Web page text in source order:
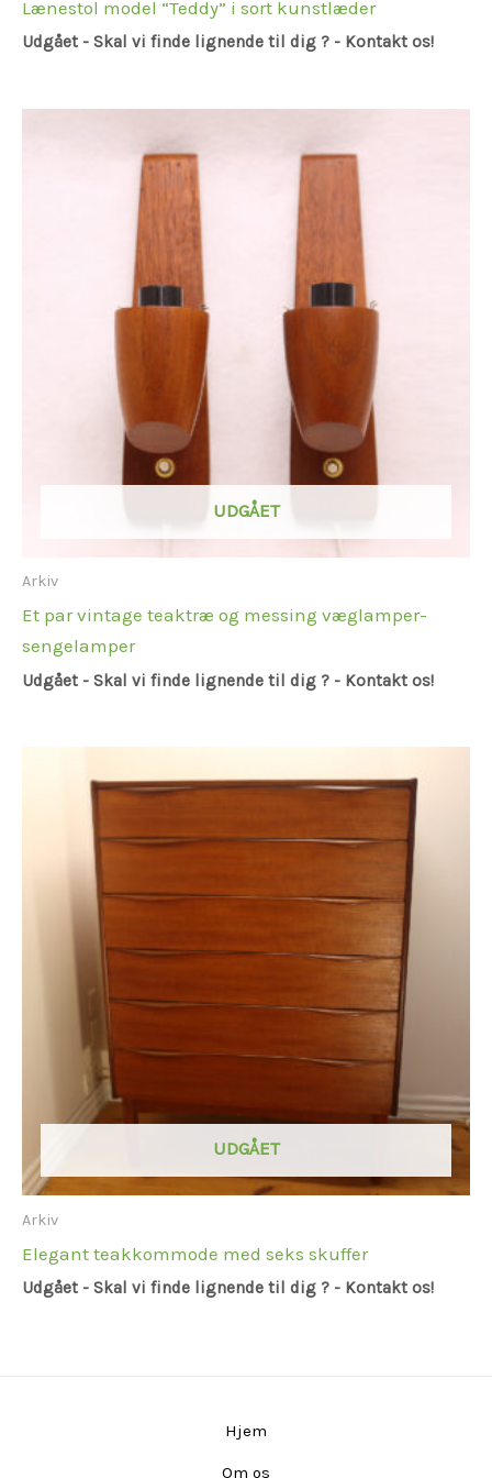
Lænestol model “Teddy” i sort kunstlæder
Udgået - Skal vi finde lignende til dig ? - Kontakt os!
UDGÅET
Arkiv
Et par vintage teaktræ og messing væglamper-
sengelamper
Udgået - Skal vi finde lignende til dig ? - Kontakt os!
UDGÅET
Arkiv
Elegant teakkommode med seks skuffer
Udgået - Skal vi finde lignende til dig ? - Kontakt os!
Hjem
Om os